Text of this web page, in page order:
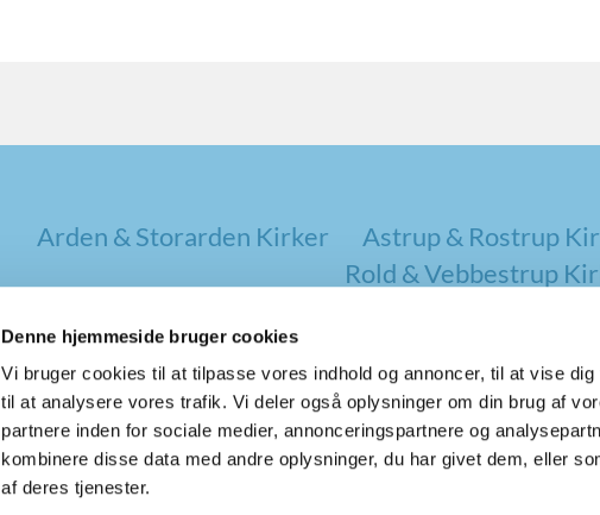
Denne hjemmeside bruger cookies
Vi bruger cookies til at tilpasse vores indhold og annoncer, til at vise
til at analysere vores trafik. Vi deler også oplysninger om din brug af
partnere inden for sociale medier, annonceringspartnere og
kombinere disse data med andre oplysninger, du har givet dem, eller
af deres tjenester.
Arden & Storarden Kirker Astrup & Rostrup
Rold & Vebbestrup